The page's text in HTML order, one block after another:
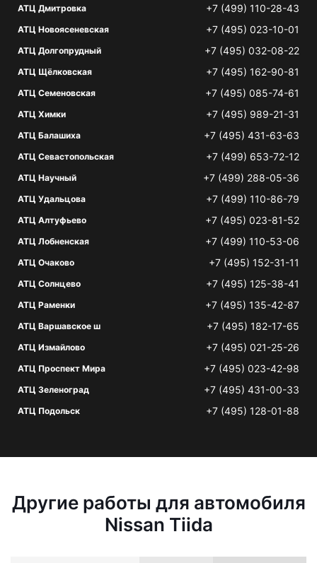
АТЦ Дмитровка +7 (499) 110-28-43
АТЦ Новоясеневская +7 (495) 023-10-01
АТЦ Долгопрудный +7 (495) 032-08-22
АТЦ Щёлковская +7 (495) 162-90-81
АТЦ Семеновская +7 (495) 085-74-61
АТЦ Химки +7 (495) 989-21-31
АТЦ Балашиха +7 (495) 431-63-63
АТЦ Севастопольская +7 (499) 653-72-12
АТЦ Научный +7 (499) 288-05-36
АТЦ Удальцова +7 (499) 110-86-79
АТЦ Алтуфьево +7 (495) 023-81-52
АТЦ Лобненская +7 (499) 110-53-06
АТЦ Очаково +7 (495) 152-31-11
АТЦ Солнцево +7 (495) 125-38-41
АТЦ Раменки +7 (495) 135-42-87
АТЦ Варшавское ш +7 (495) 182-17-65
АТЦ Измайлово +7 (495) 021-25-26
АТЦ Проспект Мира +7 (495) 023-42-98
АТЦ Зеленоград +7 (495) 431-00-33
АТЦ Подольск +7 (495) 128-01-88
Другие работы для автомобиля
Nissan Tiida